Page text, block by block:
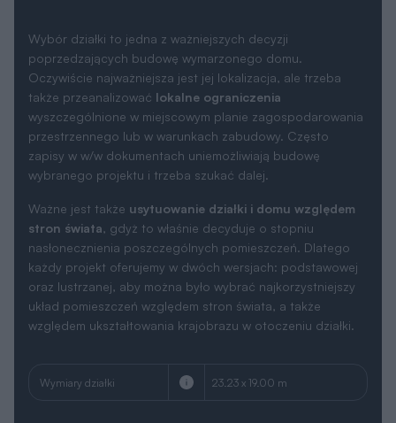
Wybór działki to jedna z ważniejszych decyzji
poprzedzających budowę wymarzonego domu.
Oczywiście najważniejsza jest jej lokalizacja, ale trzeba
także przeanalizować lokalne ograniczenia
wyszczególnione w miejscowym planie zagospodarowania
przestrzennego lub w warunkach zabudowy. Często
zapisy w w/w dokumentach uniemożliwiają budowę
wybranego projektu i trzeba szukać dalej.
Ważne jest także usytuowanie działki i domu względem
stron świata, gdyż to właśnie decyduje o stopniu
nasłonecznienia poszczególnych pomieszczeń. Dlatego
każdy projekt oferujemy w dwóch wersjach: podstawowej
oraz lustrzanej, aby można było wybrać najkorzystniejszy
układ pomieszczeń względem stron świata, a także
względem ukształtowania krajobrazu w otoczeniu działki.
Wymiary działki 23.23 x 19.00 m